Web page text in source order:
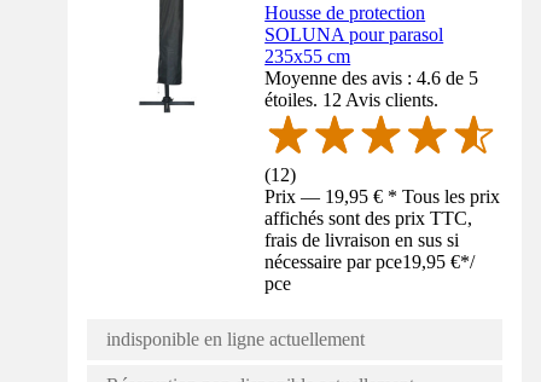
Housse de protection
SOLUNA pour parasol
235x55 cm
Moyenne des avis : 4.6 de 5
étoiles. 12 Avis clients.
(12)
Prix — 19,95 € * Tous les prix
affichés sont des prix TTC,
frais de livraison en sus si
nécessaire par pce19,95 €*/
pce
indisponible en ligne actuellement